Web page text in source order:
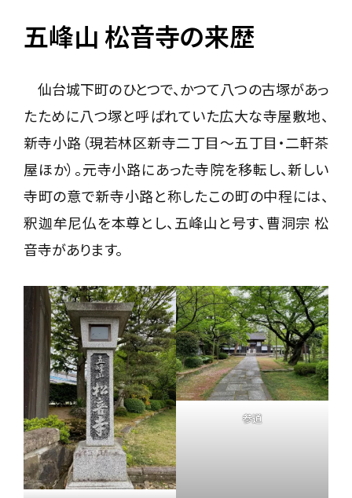
五峰山 松音寺の来歴
仙台城下町のひとつで、かつて八つの古塚があっ
たために八つ塚と呼ばれていた広大な寺屋敷地、
新寺小路（現若林区新寺二丁目〜五丁目・二軒茶
屋ほか）。元寺小路にあった寺院を移転し、新しい
寺町の意で新寺小路と称したこの町の中程には、
釈迦牟尼仏を本尊とし、五峰山と号す、曹洞宗 松
音寺があります。
参道